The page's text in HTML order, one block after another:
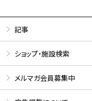
記事
ショップ・施設検索
メルマガ会員募集中